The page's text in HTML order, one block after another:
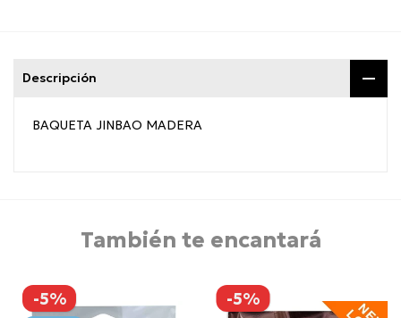
Descripción
BAQUETA JINBAO MADERA
También te encantará
-5%
-5%